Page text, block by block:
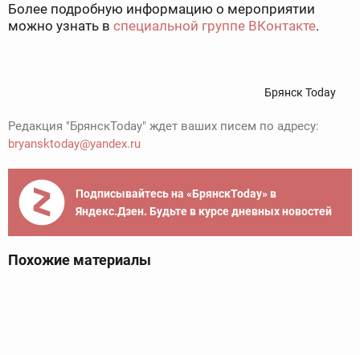
Более подробную информацию о мероприятии
можно узнать в специальной группе ВКонтакте.
Брянск Today
Редакция "БрянскToday" ждет ваших писем по адресу:
bryansktoday@yandex.ru
Подписывайтесь на «БрянскToday» в
Яндекс.Дзен. Будьте в курсе дневных новостей
Похожие материалы